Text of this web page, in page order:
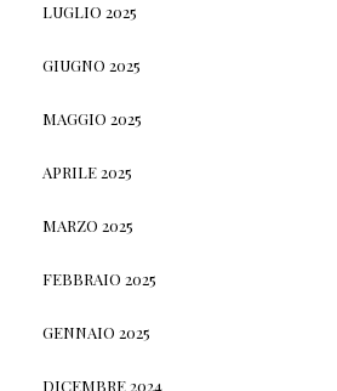
LUGLIO 2025
GIUGNO 2025
MAGGIO 2025
APRILE 2025
MARZO 2025
FEBBRAIO 2025
GENNAIO 2025
DICEMBRE 2024